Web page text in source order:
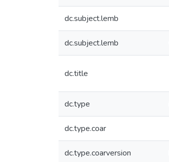
dc.subject.lemb
dc.subject.lemb
dc.title
dc.type
dc.type.coar
dc.type.coarversion